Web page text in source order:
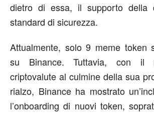
dietro di essa, il supporto della
standard di sicurezza.
Attualmente, solo 9 meme token
su Binance. Tuttavia, con il
criptovalute al culmine della sua
rialzo, Binance ha mostrato
l’onboarding di nuovi token,